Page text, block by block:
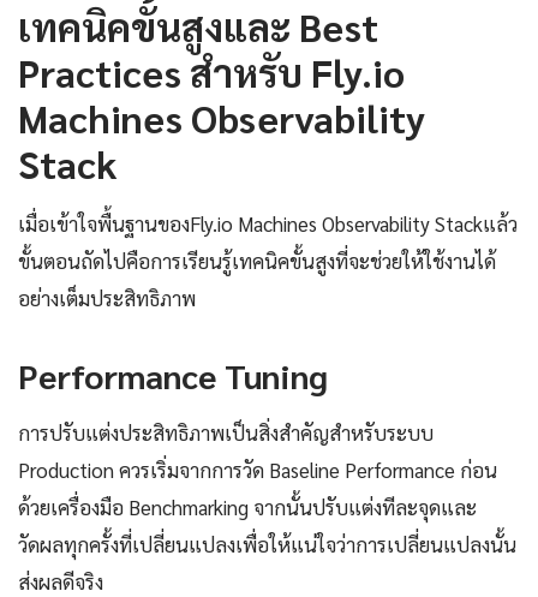
เทคนิคขั้นสูงและ Best
Practices สำหรับ Fly.io
Machines Observability
Stack
เมื่อเข้าใจพื้นฐานของFly.io Machines Observability Stackแล้ว
ขั้นตอนถัดไปคือการเรียนรู้เทคนิคขั้นสูงที่จะช่วยให้ใช้งานได้
อย่างเต็มประสิทธิภาพ
Performance Tuning
การปรับแต่งประสิทธิภาพเป็นสิ่งสำคัญสำหรับระบบ
Production ควรเริ่มจากการวัด Baseline Performance ก่อน
ด้วยเครื่องมือ Benchmarking จากนั้นปรับแต่งทีละจุดและ
วัดผลทุกครั้งที่เปลี่ยนแปลงเพื่อให้แน่ใจว่าการเปลี่ยนแปลงนั้น
ส่งผลดีจริง